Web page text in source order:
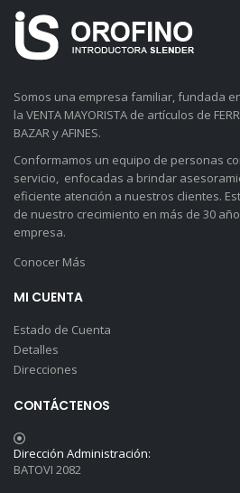
Somos una empresa familiar, fundada
la VENTA MAYORISTA de artículos de
BAZAR y AFINES.
Conformamos un equipo de personas
servicio, enfocadas a brindar
eficiente atención a nuestros clientes.
de nuestro crecimiento en más de 30
empresa.
Conocer Más
MI CUENTA
Estado de Cuenta
Detalles
Direcciones
CONTÁCTENOS
Dirección Administración:
BATOVI 2082